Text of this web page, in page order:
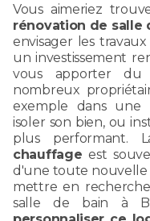
Vous aimeriez
rénovation de salle
envisager les
un investissement
vous apporter du
nombreux
exemple dans une
isoler son bien, ou
plus performant.
chauffage est
d'une toute nouvelle
mettre en
salle de bain à